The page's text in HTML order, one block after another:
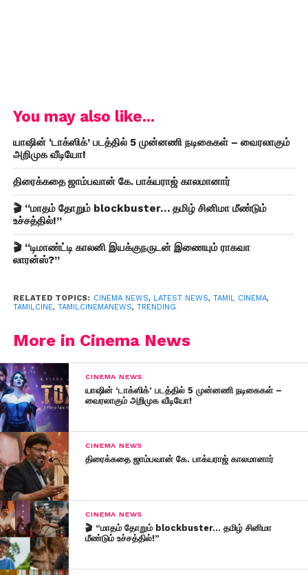
You may also like...
யாஷின் ‘டாக்ஸிக்’ படத்தில் 5 முன்னணி நடிகைகள் – வைரலாகும்
அறிமுக வீடியோ!
திரைக்கதை ஜாம்பவான் கே. பாக்யராஜ் காலமானார்
🎬 “மாதம் தோறும் blockbuster… தமிழ் சினிமா மீண்டும்
உச்சத்தில்!”
🎬 “டிமாண்ட்டி காலனி இயக்குநருடன் இணையும் ராகவா
லாரன்ஸ்?”
RELATED TOPICS: CINEMA NEWS, LATEST NEWS, TAMIL CINEMA,
TAMILCINE, TAMILCINEMANEWS, TRENDING
More in Cinema News
CINEMA NEWS
யாஷின் ‘டாக்ஸிக்’ படத்தில் 5 முன்னணி நடிகைகள் –
வைரலாகும் அறிமுக வீடியோ!
CINEMA NEWS
திரைக்கதை ஜாம்பவான் கே. பாக்யராஜ் காலமானார்
CINEMA NEWS
🎬 “மாதம் தோறும் blockbuster… தமிழ் சினிமா
மீண்டும் உச்சத்தில்!”